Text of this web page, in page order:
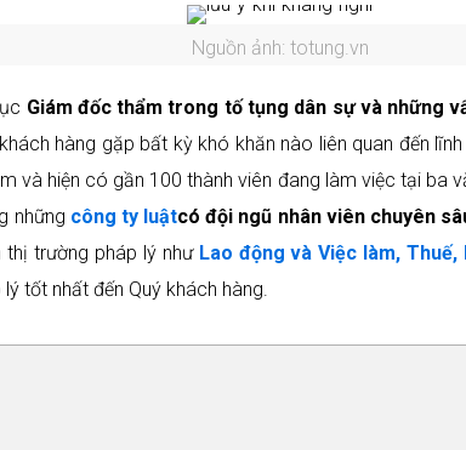
Nguồn ảnh: totung.vn
Giám đốc thẩm trong tố tụng dân sự và những
hàng gặp bất kỳ khó khăn nào liên quan đến
hiện có gần 100 thành viên đang làm việc tại ba
những công ty luậtcó đội ngũ nhân viên chuyên
thị trường pháp lý như Lao động và Việc làm,
tốt nhất đến Quý khách hàng.